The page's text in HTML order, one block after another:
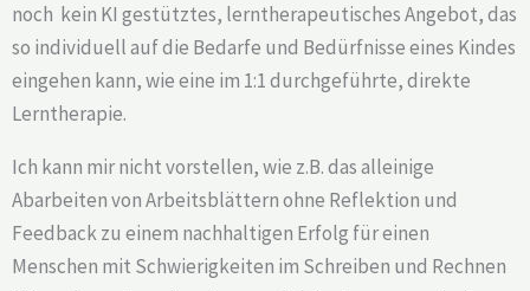
noch kein KI gestütztes, lerntherapeutisches Angebot, das
so individuell auf die Bedarfe und Bedürfnisse eines Kindes
eingehen kann, wie eine im 1:1 durchgeführte, direkte
Lerntherapie.
Ich kann mir nicht vorstellen, wie z.B. das alleinige
Abarbeiten von Arbeitsblättern ohne Reflektion und
Feedback zu einem nachhaltigen Erfolg für einen
Menschen mit Schwierigkeiten im Schreiben und Rechnen